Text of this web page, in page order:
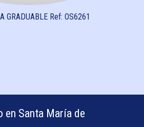
GRADUABLE Ref: OS6261
en Santa María de